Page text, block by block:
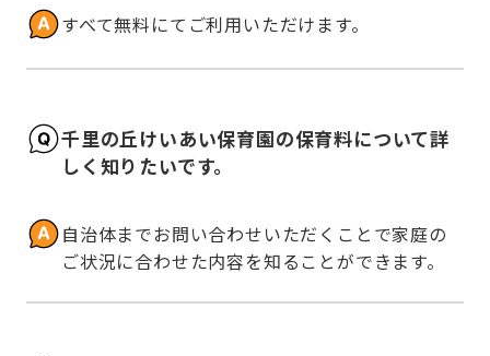
すべて無料にてご利用いただけます。
千里の丘けいあい保育園の保育料について詳
しく知りたいです。
自治体までお問い合わせいただくことで家庭の
ご状況に合わせた内容を知ることができます。